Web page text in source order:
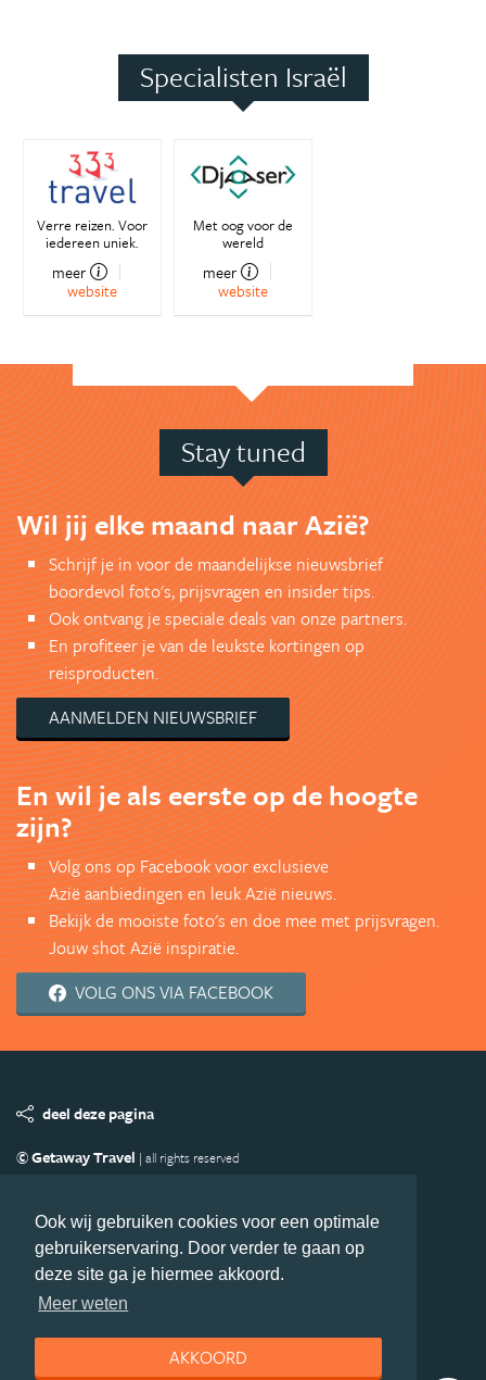
Ook wij gebruiken cookies voor een optimale
gebruikerservaring. Door verder te gaan op
deze site ga je hiermee akkoord.
Meer weten
AKKOORD
Specialisten Israël
Verre reizen. Voor
iedereen uniek.
meer
website
Met oog voor de
wereld
meer
website
Stay tuned
Wil jij elke maand naar Azië?
Schrijf je in voor de maandelijkse nieuwsbrief
boordevol foto's, prijsvragen en insider tips.
Ook ontvang je speciale deals van onze partners.
En profiteer je van de leukste kortingen op
reisproducten.
AANMELDEN NIEUWSBRIEF
En wil je als eerste op de hoogte
zijn?
Volg ons op Facebook voor exclusieve
Azië aanbiedingen en leuk Azië nieuws.
Bekijk de mooiste foto's en doe mee met prijsvragen.
Jouw shot Azië inspiratie.
VOLG ONS VIA FACEBOOK
deel deze pagina
© Getaway Travel | all rights reserved
Copyright
Privacy statement Disclaimer
Cookies
Volg Azie.nl
Nieuwsbrief
Facebook